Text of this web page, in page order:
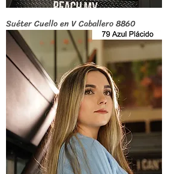
Suéter Cuello en V Caballero 8860